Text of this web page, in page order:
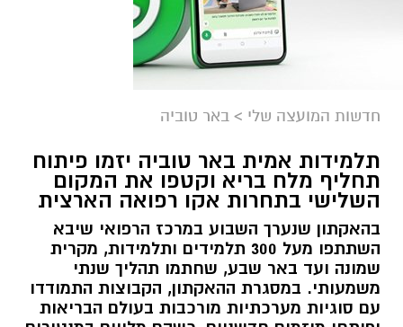
חדשות המועצה שלי > באר טוביה
תלמידות אמית באר טוביה יזמו פיתוח
תחליף מלח בריא וקטפו את המקום
השלישי בתחרות אקו רפואה הארצית
בהאקתון שנערך השבוע במרכז הרפואי שיבא
השתתפו מעל 300 תלמידים ותלמידות, מקרית
שמונה ועד באר שבע, שחתמו תהליך שנתי
משמעותי. במסגרת ההאקתון, הקבוצות התמודדו
עם סוגיות מערכתיות מורכבות בעולם הבריאות